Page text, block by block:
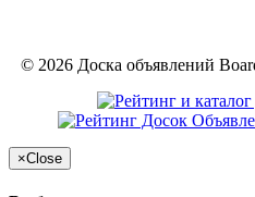
© 2026 Доска объявлений
×Close